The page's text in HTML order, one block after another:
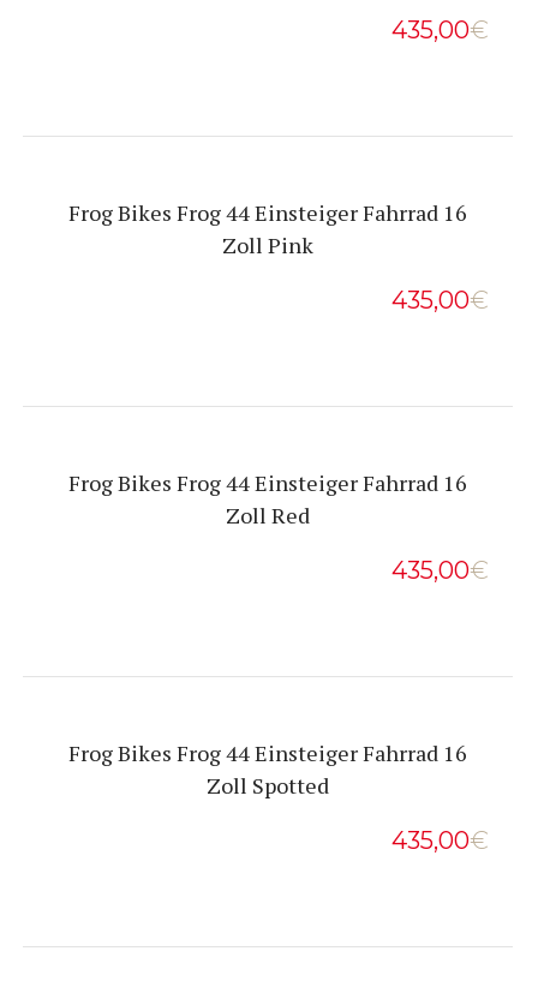
435,00€
Frog Bikes Frog 44 Einsteiger Fahrrad 16
Zoll Pink
435,00€
Frog Bikes Frog 44 Einsteiger Fahrrad 16
Zoll Red
435,00€
Frog Bikes Frog 44 Einsteiger Fahrrad 16
Zoll Spotted
435,00€